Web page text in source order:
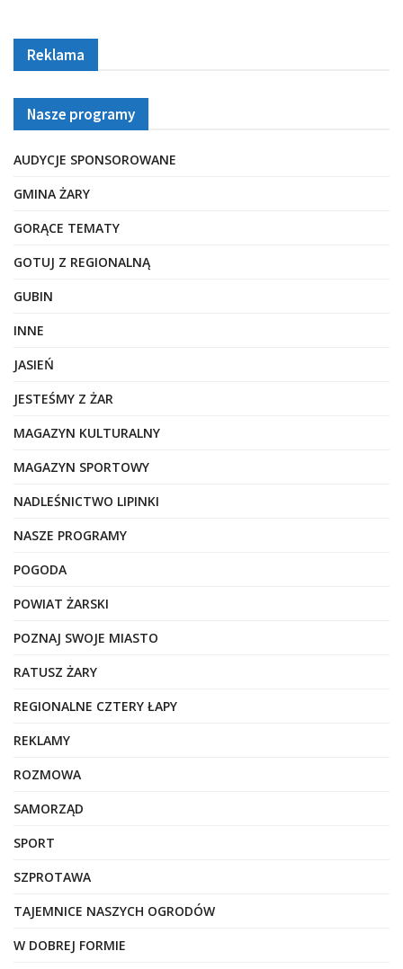
Reklama
Nasze programy
AUDYCJE SPONSOROWANE
GMINA ŻARY
GORĄCE TEMATY
GOTUJ Z REGIONALNĄ
GUBIN
INNE
JASIEŃ
JESTEŚMY Z ŻAR
MAGAZYN KULTURALNY
MAGAZYN SPORTOWY
NADLEŚNICTWO LIPINKI
NASZE PROGRAMY
POGODA
POWIAT ŻARSKI
POZNAJ SWOJE MIASTO
RATUSZ ŻARY
REGIONALNE CZTERY ŁAPY
REKLAMY
ROZMOWA
SAMORZĄD
SPORT
SZPROTAWA
TAJEMNICE NASZYCH OGRODÓW
W DOBREJ FORMIE